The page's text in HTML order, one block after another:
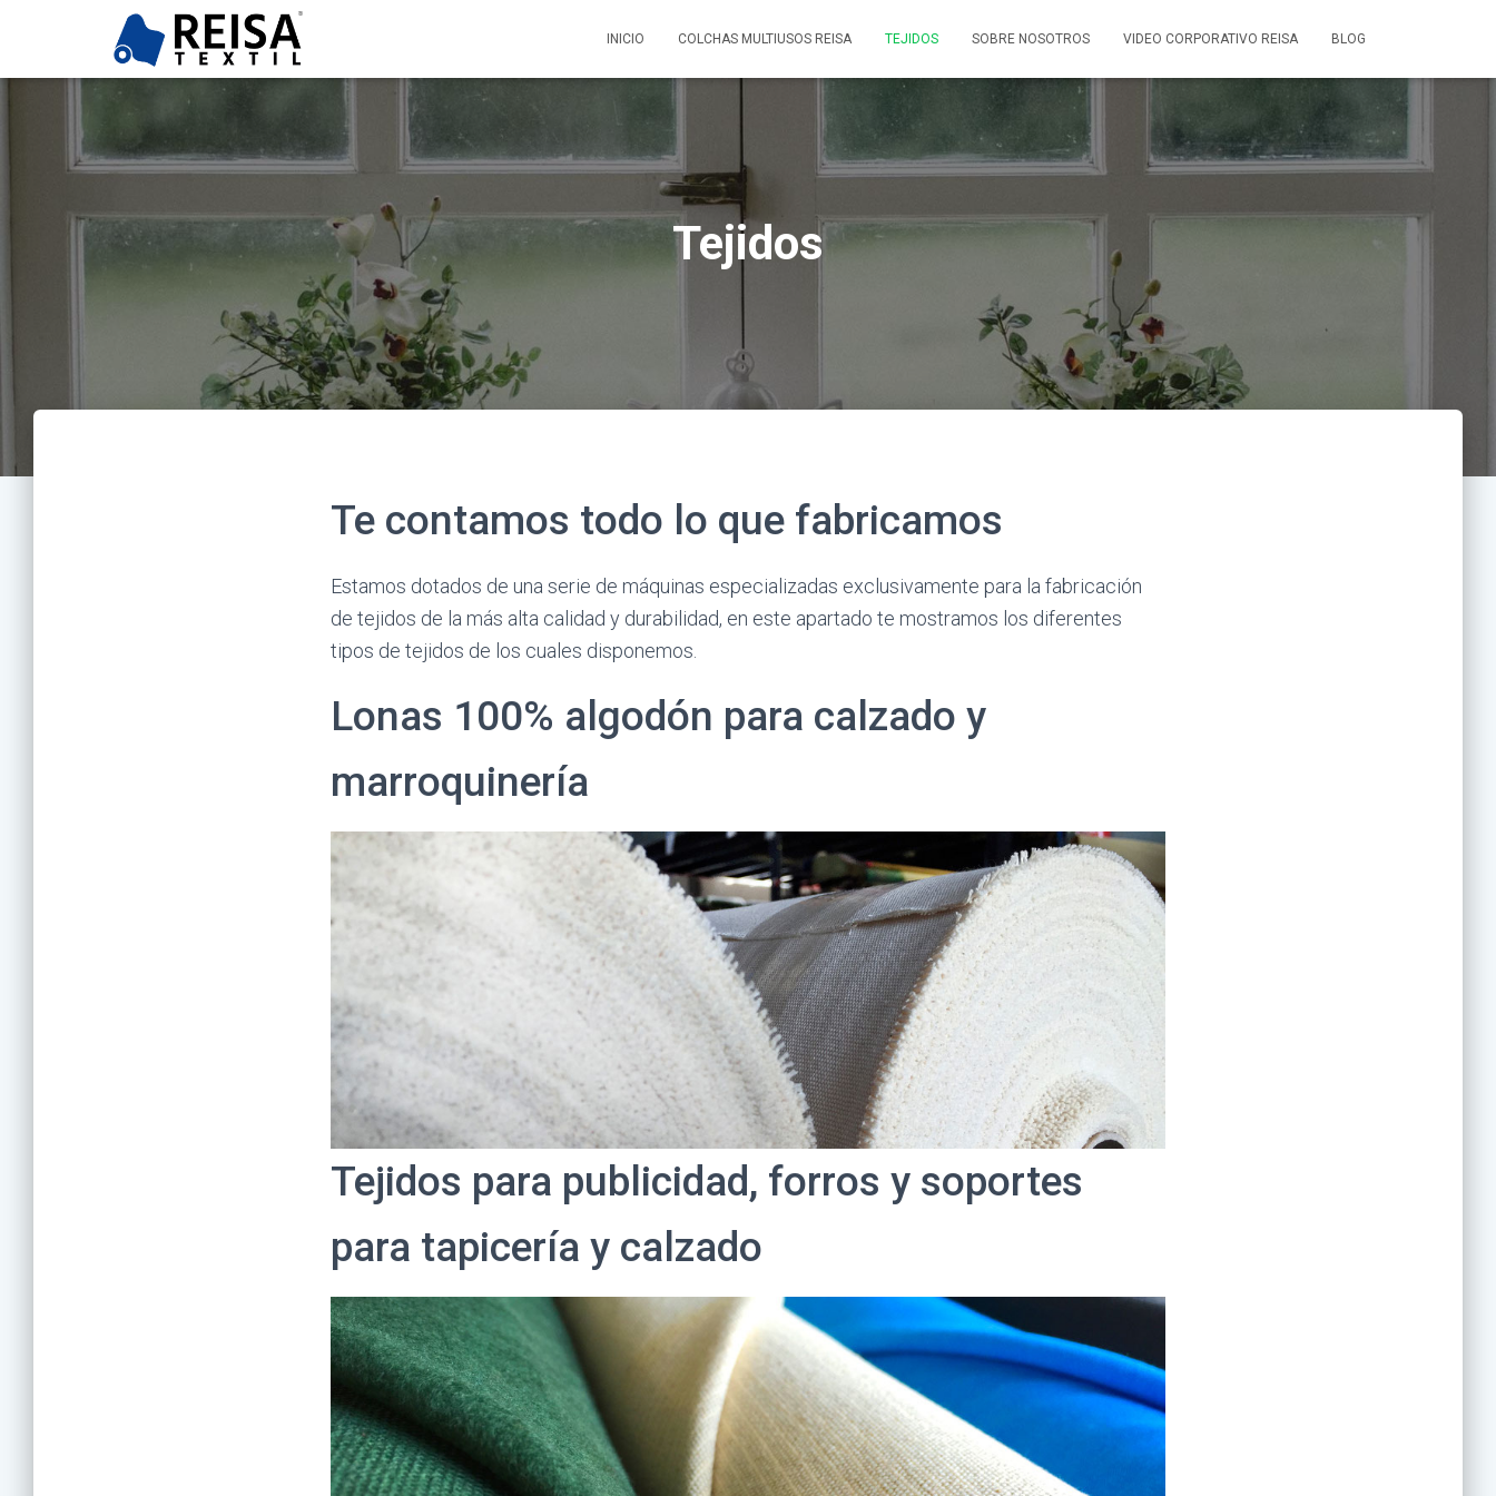
INICIO COLCHAS MULTIUSOS REISA TEJIDOS SOBRE NOSOTROS VIDEO CORPORATIVO REISA BLOG
Tejidos
Te contamos todo lo que fabricamos
Estamos dotados de una serie de máquinas especializadas exclusivamente para la fabricación
de tejidos de la más alta calidad y durabilidad, en este apartado te mostramos los diferentes
tipos de tejidos de los cuales disponemos.
Lonas 100% algodón para calzado y
marroquinería
Tejidos para publicidad, forros y soportes
para tapicería y calzado